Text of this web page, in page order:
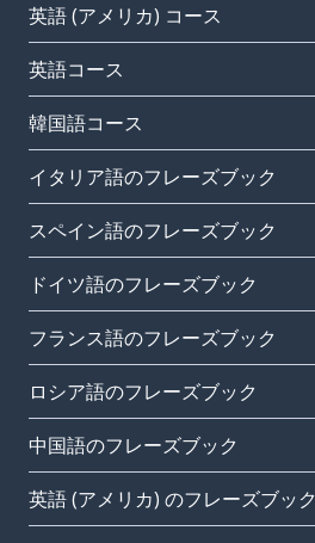
英語 (アメリカ) コース
英語コース
韓国語コース
イタリア語のフレーズブック
スペイン語のフレーズブック
ドイツ語のフレーズブック
フランス語のフレーズブック
ロシア語のフレーズブック
中国語のフレーズブック
英語 (アメリカ) のフレーズブック